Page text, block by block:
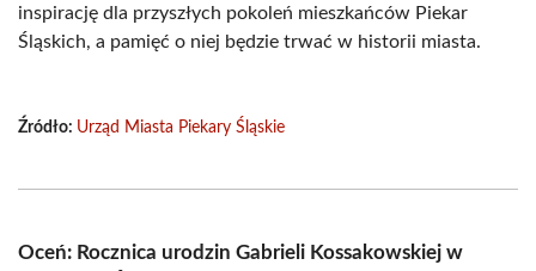
inspirację dla przyszłych pokoleń mieszkańców Piekar
Śląskich, a pamięć o niej będzie trwać w historii miasta.
Źródło: Urząd Miasta Piekary Śląskie
Oceń: Rocznica urodzin Gabrieli Kossakowskiej w